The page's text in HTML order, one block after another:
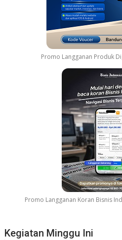
Promo Langganan Produk
Promo Langganan Koran Bisnis
Kegiatan Minggu Ini